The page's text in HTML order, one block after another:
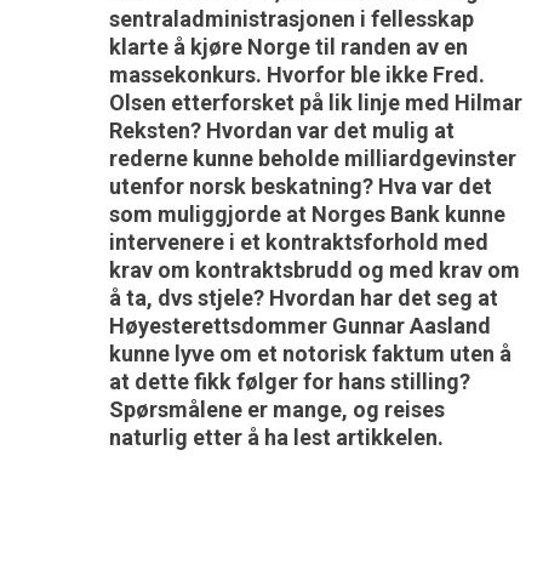
sentraladministrasjonen i fellesskap
klarte å kjøre Norge til randen av en
massekonkurs. Hvorfor ble ikke Fred.
Olsen etterforsket på lik linje med Hilmar
Reksten? Hvordan var det mulig at
rederne kunne beholde milliardgevinster
utenfor norsk beskatning? Hva var det
som muliggjorde at Norges Bank kunne
intervenere i et kontraktsforhold med
krav om kontraktsbrudd og med krav om
å ta, dvs stjele? Hvordan har det seg at
Høyesterettsdommer Gunnar Aasland
kunne lyve om et notorisk faktum uten å
at dette fikk følger for hans stilling?
Spørsmålene er mange, og reises
naturlig etter å ha lest artikkelen.